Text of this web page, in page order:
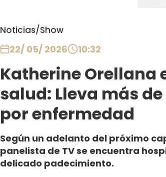
Noticias/Show
22/ 05/ 2026 10:32
Katherine Orellana
salud: Lleva más
por enfermedad
Según un adelanto del próximo
panelista de TV se encuentra
delicado padecimiento.